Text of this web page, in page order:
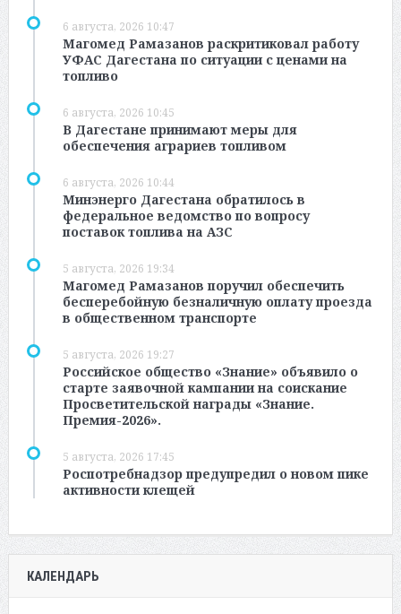
6 августа, 2026 10:47
Магомед Рамазанов раскритиковал работу
УФАС Дагестана по ситуации с ценами на
топливо
6 августа, 2026 10:45
В Дагестане принимают меры для
обеспечения аграриев топливом
6 августа, 2026 10:44
Минэнерго Дагестана обратилось в
федеральное ведомство по вопросу
поставок топлива на АЗС
5 августа, 2026 19:34
Магомед Рамазанов поручил обеспечить
бесперебойную безналичную оплату проезда
в общественном транспорте
5 августа, 2026 19:27
Российское общество «Знание» объявило о
старте заявочной кампании на соискание
Просветительской награды «Знание.
Премия-2026».
5 августа, 2026 17:45
Роспотребнадзор предупредил о новом пике
активности клещей
КАЛЕНДАРЬ